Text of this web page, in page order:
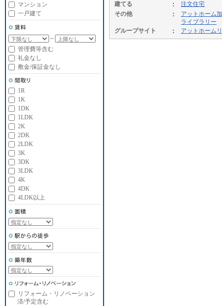
建てる
注文住宅
その他
アットホーム
ライブラリー
グループサイト
アットホーム
マンション
一戸建て
～
管理費等含む
礼金なし
敷金/保証金なし
1R
1K
1DK
1LDK
2K
2DK
2LDK
3K
3DK
3LDK
4K
4DK
4LDK以上
リフォーム・リノベーション
済/予定含む